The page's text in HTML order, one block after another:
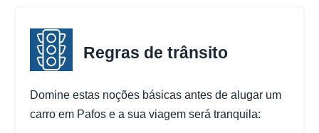
Regras de trânsito
Domine estas noções básicas antes de alugar um
carro em Pafos e a sua viagem será tranquila: